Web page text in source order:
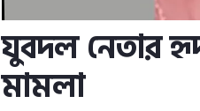
যুবদল নেতার
মামলা